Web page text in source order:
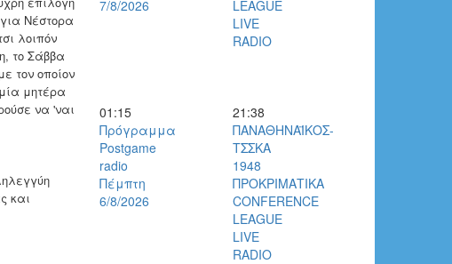
Νέστορα
λοιπόν
το Σάββα
τον οποίον
μητέρα
να 'ναι
και
7/8/2026
LEAGUE
LIVE
RADIO
01:15
Πρόγραμμα
Postgame
radio
Πέμπτη
6/8/2026
21:38
ΠΑΝΑΘΗΝΑΪΚΟΣ-
ΤΣΣΚΑ
1948
ΠΡΟΚΡΙΜΑΤΙΚΑ
CONFERENCE
LEAGUE
LIVE
RADIO